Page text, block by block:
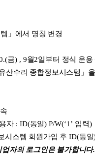
」 에서 명칭 변경
금) , 9월2일부터 정식 운용
산수리 종합정보시스템 」
자 : ID(동일) P/W(‘1’ 입력)
시스템 회원가입 후 ID(동일
자의 로그인은 불가합니